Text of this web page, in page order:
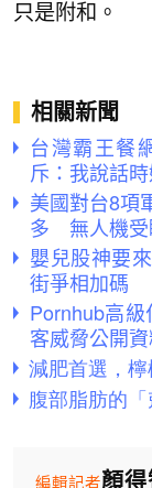
只是附和。
相關新聞
台灣霸王餐
斥：我說話
美國對台8項
多 無人機受
嬰兒股神要
街爭相加碼
Pornhub高
客威脅公開
顏
編輯記者